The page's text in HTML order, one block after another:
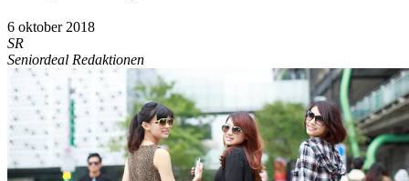
6 oktober 2018
SR
Seniordeal Redaktionen